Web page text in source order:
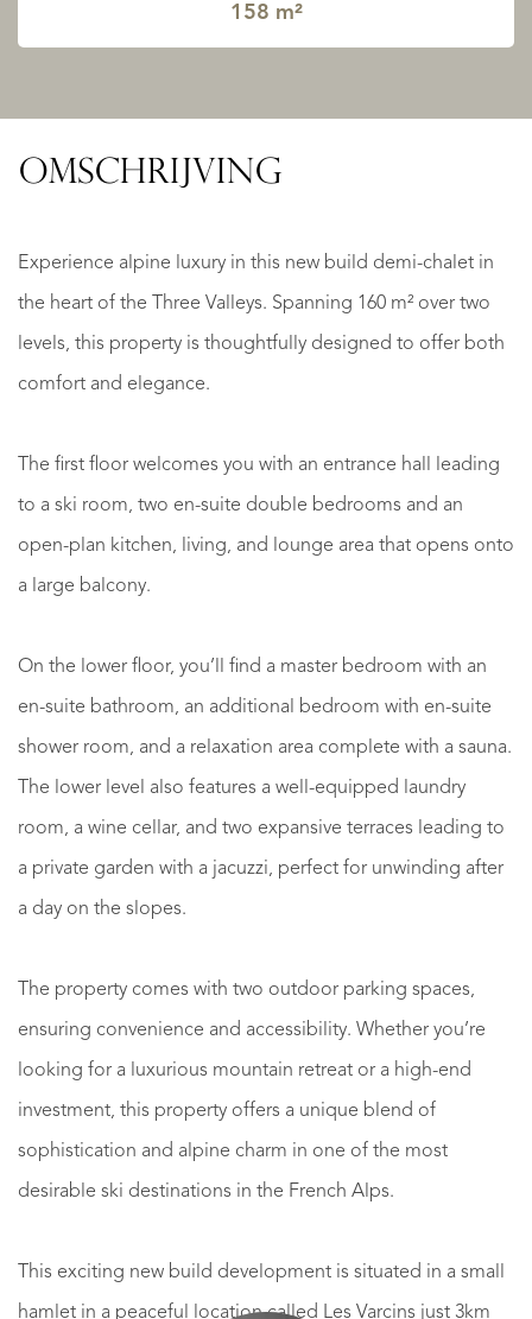
158 m²
OMSCHRIJVING
Experience alpine luxury in this new build demi-chalet in
the heart of the Three Valleys. Spanning 160 m² over two
levels, this property is thoughtfully designed to offer both
comfort and elegance.
The first floor welcomes you with an entrance hall leading
to a ski room, two en-suite double bedrooms and an
open-plan kitchen, living, and lounge area that opens onto
a large balcony.
On the lower floor, you’ll find a master bedroom with an
en-suite bathroom, an additional bedroom with en-suite
shower room, and a relaxation area complete with a sauna.
The lower level also features a well-equipped laundry
room, a wine cellar, and two expansive terraces leading to
a private garden with a jacuzzi, perfect for unwinding after
a day on the slopes.
The property comes with two outdoor parking spaces,
ensuring convenience and accessibility. Whether you’re
looking for a luxurious mountain retreat or a high-end
investment, this property offers a unique blend of
sophistication and alpine charm in one of the most
desirable ski destinations in the French Alps.
This exciting new build development is situated in a small
hamlet in a peaceful location called Les Varcins just 3km